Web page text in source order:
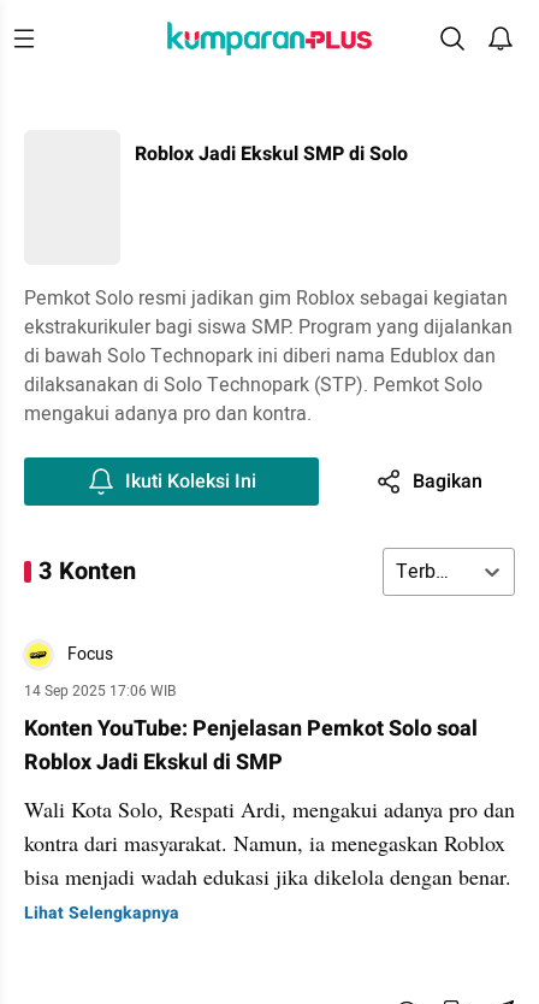
Roblox Jadi Ekskul SMP di Solo
Pemkot Solo resmi jadikan gim Roblox sebagai kegiatan
ekstrakurikuler bagi siswa SMP. Program yang dijalankan
di bawah Solo Technopark ini diberi nama Edublox dan
dilaksanakan di Solo Technopark (STP). Pemkot Solo
mengakui adanya pro dan kontra.
Ikuti Koleksi Ini Bagikan
3 Konten Terbaru
Focus
14 Sep 2025 17:06 WIB
Konten YouTube: Penjelasan Pemkot Solo soal
Roblox Jadi Ekskul di SMP
Wali Kota Solo, Respati Ardi, mengakui adanya pro dan
kontra dari masyarakat. Namun, ia menegaskan Roblox
bisa menjadi wadah edukasi jika dikelola dengan benar.
Lihat Selengkapnya